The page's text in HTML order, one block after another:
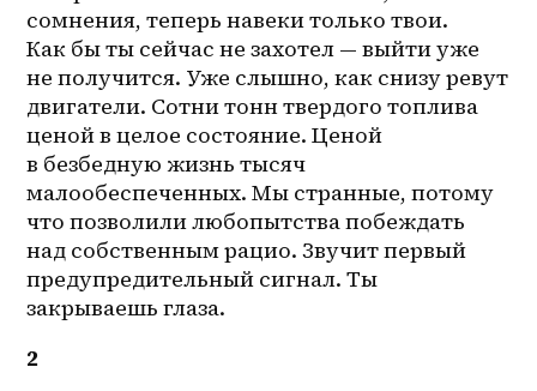
сомнения, теперь навеки только твои.
Как бы ты сейчас не захотел — выйти уже
не получится. Уже слышно, как снизу ревут
двигатели. Сотни тонн твердого топлива
ценой в целое состояние. Ценой
в безбедную жизнь тысяч
малообеспеченных. Мы странные, потому
что позволили любопытства побеждать
над собственным рацио. Звучит первый
предупредительный сигнал. Ты
закрываешь глаза.
2